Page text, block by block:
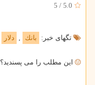
5.0
/
5
تگهای خبر: بانك , دلار
این مطلب را می پسندید؟